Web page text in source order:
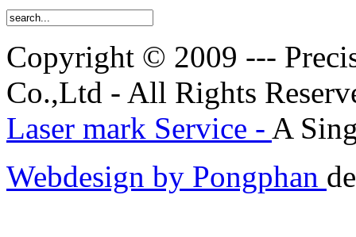
Copyright © 2009 ---
Co.,Ltd - All Rights
Laser mark Service - A
Webdesign by Pongphan